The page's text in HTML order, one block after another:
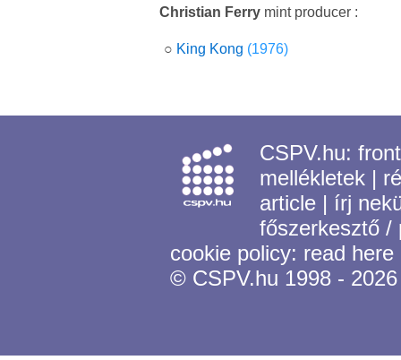
Christian Ferrymint producer :
○ King Kong (1976)
CSPV.hu:
mellékletek |
article | írj
főszerkesztő
cookie policy: read here
© CSPV.hu 1998 - 2026